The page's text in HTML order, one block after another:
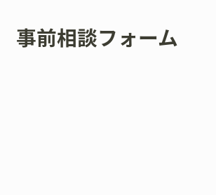
事前相談フォーム